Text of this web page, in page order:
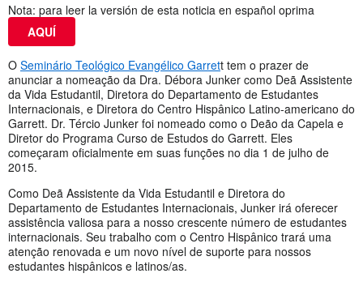
Nota: para leer la versión de esta noticia en español oprima
AQUÍ
O Seminário Teológico Evangélico Garrett tem o prazer de
anunciar a nomeação da Dra. Débora Junker como Deã Assistente
da Vida Estudantil, Diretora do Departamento de Estudantes
Internacionais, e Diretora do Centro Hispânico Latino-americano do
Garrett. Dr. Tércio Junker foi nomeado como o Deão da Capela e
Diretor do Programa Curso de Estudos do Garrett. Eles
começaram oficialmente em suas funções no dia 1 de julho de
2015.
Como Deã Assistente da Vida Estudantil e Diretora do
Departamento de Estudantes Internacionais, Junker irá oferecer
assistência valiosa para a nosso crescente número de estudantes
internacionais. Seu trabalho com o Centro Hispânico trará uma
atenção renovada e um novo nível de suporte para nossos
estudantes hispânicos e latinos/as.